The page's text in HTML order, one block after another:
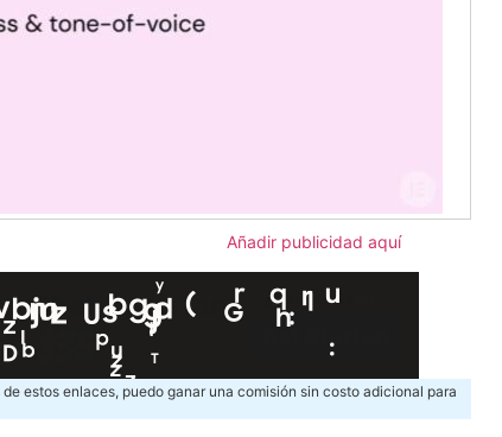
Añadir publicidad aquí
estos enlaces, puedo ganar una comisión sin costo adicional para